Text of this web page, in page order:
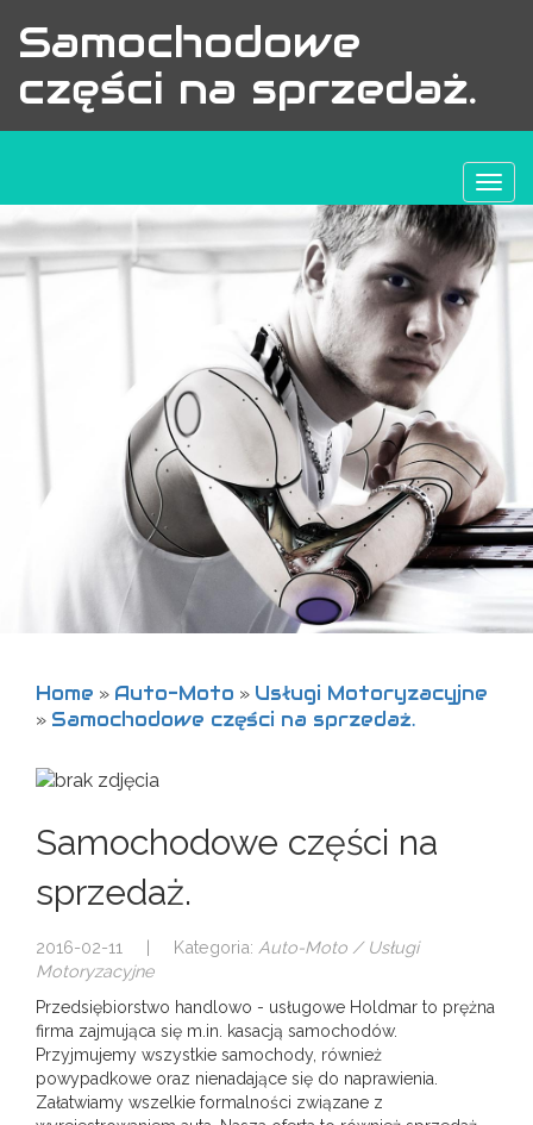
Samochodowe
części na sprzedaż.
Home » Auto-Moto » Usługi Motoryzacyjne
» Samochodowe części na sprzedaż.
Samochodowe części na
sprzedaż.
2016-02-11 | Kategoria: Auto-Moto / Usługi
Motoryzacyjne
Przedsiębiorstwo handlowo - usługowe Holdmar to prężna
firma zajmująca się m.in. kasacją samochodów.
Przyjmujemy wszystkie samochody, również
powypadkowe oraz nienadające się do naprawienia.
Załatwiamy wszelkie formalności związane z